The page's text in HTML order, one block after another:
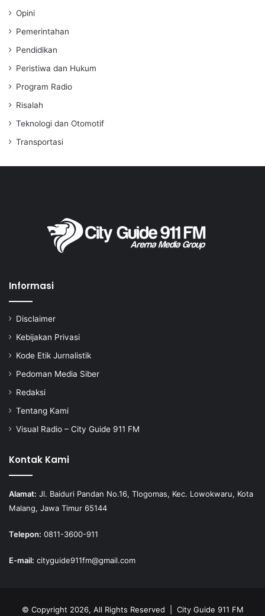
Opini
Pemerintahan
Pendidikan
Peristiwa dan Hukum
Program Radio
Risalah
Teknologi dan Otomotif
Transportasi
Informasi
Disclaimer
Kebijakan Privasi
Kode Etik Jurnalistik
Pedoman Media Siber
Redaksi
Tentang Kami
Visual Radio – City Guide 911 FM
Kontak Kami
Alamat: Jl. Baiduri Pandan No.16, Tlogomas, Kec. Lowokwaru, Kota
Malang, Jawa Timur 65144
Telepon: 0811-3600-911
E-mail: cityguide911fm@gmail.com
© Copyright 2026, All Rights Reserved | City Guide 911 FM